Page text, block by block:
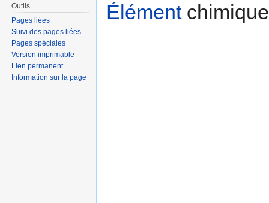
Élément
Outils
Pages liées
Suivi des pages liées
Pages spéciales
Version imprimable
Lien permanent
Information sur la page